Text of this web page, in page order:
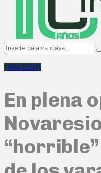
Search
for:
"SIN RED"
En plena